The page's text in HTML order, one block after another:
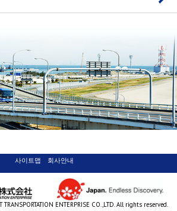
사이트맵 회사안내
ENTERPRISE CO.,LTD. All rights reserved.